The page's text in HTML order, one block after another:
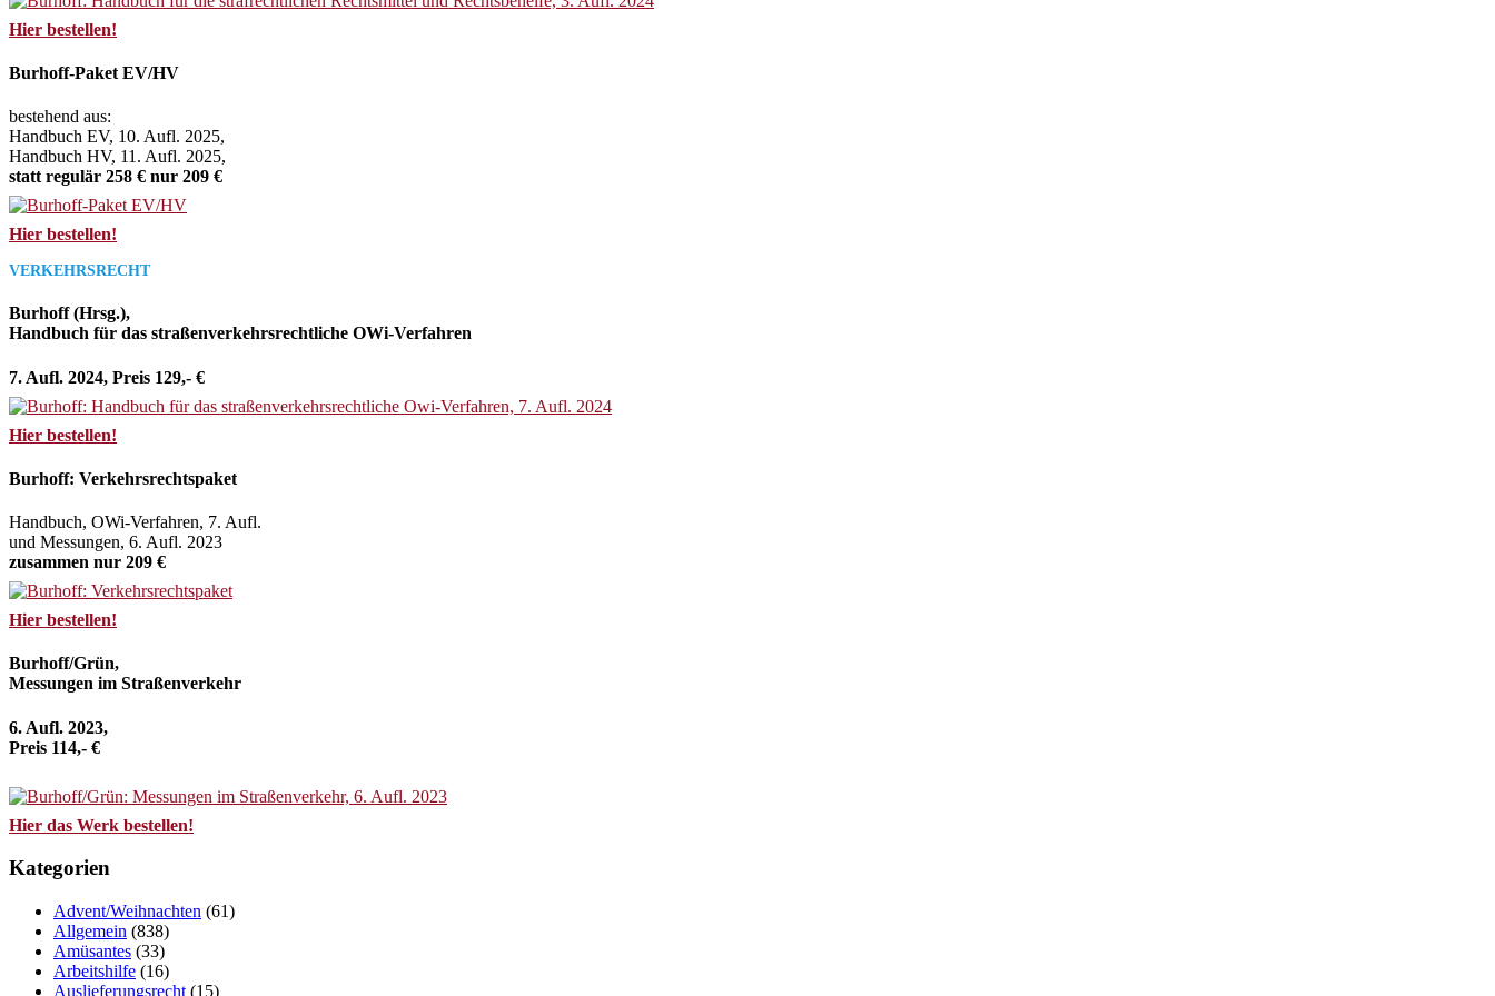
Hier bestellen!
Burhoff-Paket EV/HV
bestehend aus:
Handbuch EV, 10. Aufl. 2025,
Handbuch HV, 11. Aufl. 2025,
statt regulär 258 € nur 209 €
Hier bestellen!
VERKEHRSRECHT
Burhoff (Hrsg.),
Handbuch für das straßenverkehrsrechtliche OWi-Verfahren
7. Aufl. 2024, Preis 129,- €
Hier bestellen!
Burhoff: Verkehrsrechtspaket
Handbuch, OWi-Verfahren, 7. Aufl.
und Messungen, 6. Aufl. 2023
zusammen nur 209 €
Hier bestellen!
Burhoff/Grün,
Messungen im Straßenverkehr
6. Aufl. 2023,
Preis 114,- €
Hier das Werk bestellen!
Kategorien
Advent/Weihnachten (61)
Allgemein (838)
Amüsantes (33)
Arbeitshilfe (16)
Auslieferungsrecht (15)